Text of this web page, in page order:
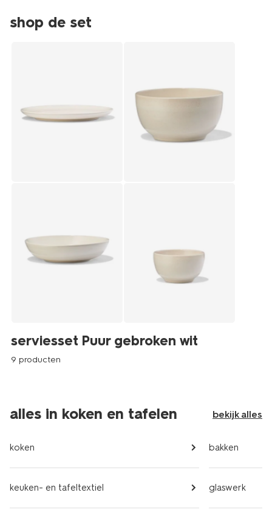
shop de set
serviesset Puur gebroken wit
9 producten
alles in koken en tafelen bekijk alles
koken
keuken- en tafeltextiel
bakken
glaswerk